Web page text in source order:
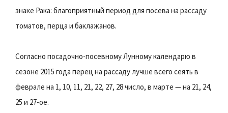
знаке Рака: благоприятный период для посева на рассаду
томатов, перца и баклажанов.
Согласно посадочно-посевному Лунному календарю в
сезоне 2015 года перец на рассаду лучше всего сеять в
феврале на 1, 10, 11, 21, 22, 27, 28 число, в марте — на 21, 24,
25 и 27-ое.